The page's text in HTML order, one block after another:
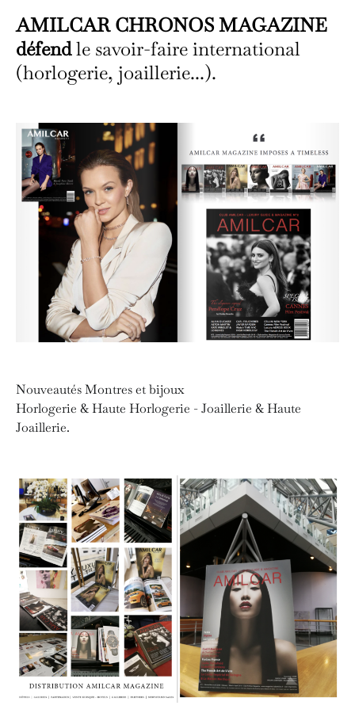
AMILCAR CHRONOS MAGAZINE
défendle savoir-faire international
(horlogerie, joaillerie...).
Nouveautés Montres et bijoux
Horlogerie & Haute Horlogerie - Joaillerie & Haute
Joaillerie.